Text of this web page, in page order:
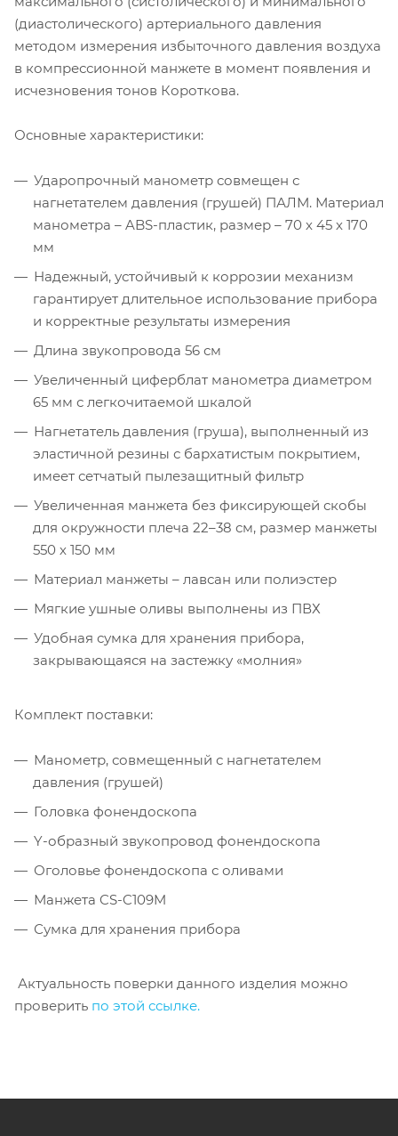
(диастолического) артериального давления
методом измерения избыточного давления воздуха
в компрессионной манжете в момент появления и
исчезновения тонов Короткова.
Основные характеристики:
Ударопрочный манометр совмещен с
нагнетателем давления (грушей) ПАЛМ. Материал
манометра – ABS-пластик, размер – 70 х 45 х 170
мм
Надежный, устойчивый к коррозии механизм
гарантирует длительное использование прибора
и корректные результаты измерения
Длина звукопровода 56 см
Увеличенный циферблат манометра диаметром
65 мм с легкочитаемой шкалой
Нагнетатель давления (груша), выполненный из
эластичной резины с бархатистым покрытием,
имеет сетчатый пылезащитный фильтр
Увеличенная манжета без фиксирующей скобы
для окружности плеча 22–38 см, размер манжеты
550 х 150 мм
Материал манжеты – лавсан или полиэстер
Мягкие ушные оливы выполнены из ПВХ
Удобная сумка для хранения прибора,
закрывающаяся на застежку «молния»
Комплект поставки:
Манометр, совмещенный с нагнетателем
давления (грушей)
Головка фонендоскопа
Y-образный звукопровод фонендоскопа
Оголовье фонендоскопа с оливами
Манжета CS-C109M
Сумка для хранения прибора
Актуальность поверки данного изделия можно
проверить по этой ссылке.